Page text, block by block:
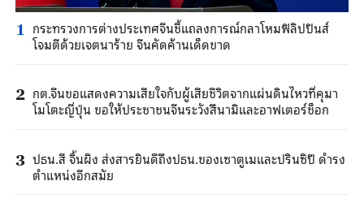
1 กระทรวงการต่างประเทศจีนชี้แถลงการณ์กลาโหมฟิลิปปินส์
โจมตีด้วยเจตนาร้าย จีนคัดค้านเด็ดขาด
2 กต.จีนขอแสดงความเสียใจกับผู้เสียชีวิตจากแผ่นดินไหวที่คุมา
โมโตะญี่ปุ่น ขอให้ประชาชนจีนระวังสึนามิและอาฟเตอร์ช็อก
3 ปธน.สี จิ้นผิง ส่งสารยินดีถึงปธน.ของเซาตูเมและปรินซิปี ดำรง
ตำแหน่งอีกสมัย